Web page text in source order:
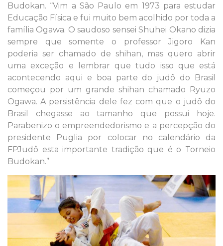
Budokan. “Vim a São Paulo em 1973 para estudar
Educação Física e fui muito bem acolhido por toda a
família Ogawa. O saudoso sensei Shuhei Okano dizia
sempre que somente o professor Jigoro Kan
poderia ser chamado de shihan, mas quero abrir
uma exceção e lembrar que tudo isso que está
acontecendo aqui e boa parte do judô do Brasil
começou por um grande shihan chamado Ryuzo
Ogawa. A persistência dele fez com que o judô do
Brasil chegasse ao tamanho que possui hoje.
Parabenizo o empreendedorismo e a percepção do
presidente Puglia por colocar no calendário da
FPJudô esta importante tradição que é o Torneio
Budokan.”